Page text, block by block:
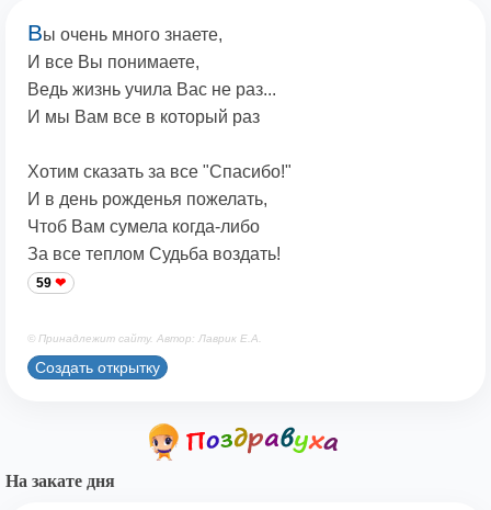
Вы очень много знаете,
И все Вы понимаете,
Ведь жизнь учила Вас не раз...
И мы Вам все в который раз
Хотим сказать за все "Спасибо!"
И в день рожденья пожелать,
Чтоб Вам сумела когда-либо
За все теплом Судьба воздать!
59
© Принадлежит сайту. Автор: Лаврик Е.А.
Создать открытку
На закате дня